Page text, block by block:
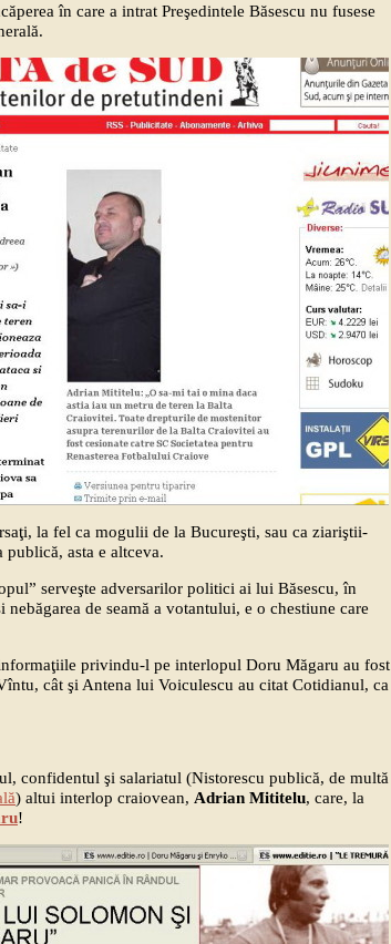
în care a intrat Preşedintele Băsescu nu fusese
la fel ca mogulii de la Bucureşti, sau ca ziariştii-
asta e altceva.
serveşte adversarilor politici ai lui Băsescu, în
de seamă a votantului, e o chestiune care
privindu-l pe interlopul Doru Măgaru au fost
cât şi Antena lui Voiculescu au citat Cotidianul, ca
confidentul şi salariatul (Nistorescu publică, de multă
) altui interlop craiovean, Adrian Mititelu, care, la
!